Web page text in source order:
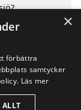
×
förbättra
samtycker
Läs mer
ALLT